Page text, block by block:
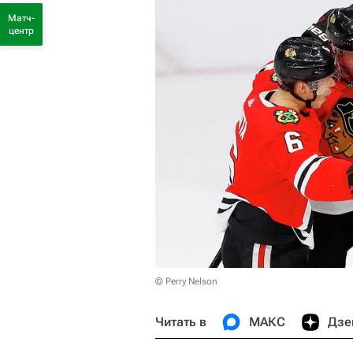
© Perry Nelson
Читать в МАКС
Матч-
центр